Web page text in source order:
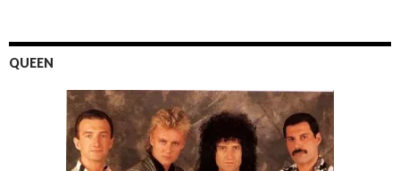
QUEEN